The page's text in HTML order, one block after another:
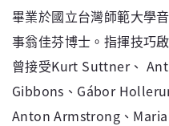
畢業於國立台灣師範大學
事翁佳芬博士。指揮技巧
曾接受Kurt Suttner、
Gibbons、Gábor
Anton Armstrong、